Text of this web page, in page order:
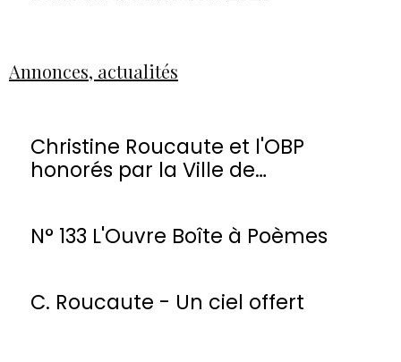
Annonces, actualités
Christine Roucaute et l'OBP
honorés par la Ville de
N° 133 L'Ouvre Boîte à Poèmes
C. Roucaute - Un ciel offert